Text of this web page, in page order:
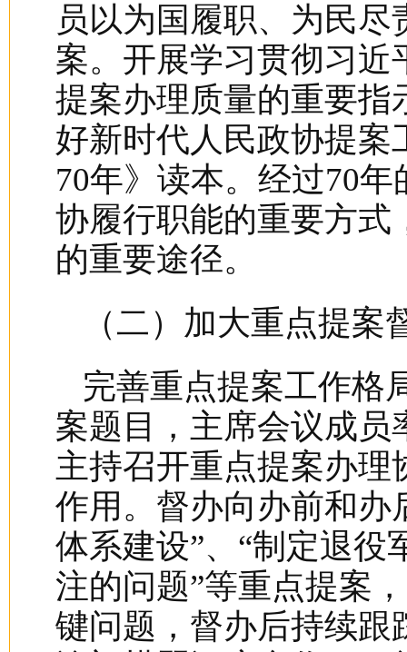
员以为国履职、为民
案。开展学习贯彻习
提案办理质量的重要指
好新时代人民政协提
70年》读本。经过70
协履行职能的重要方式
的重要途径。
（二）加大重点提案
完善重点提案工作格
案题目，主席会议成
主持召开重点提案办
作用。督办向办前和办
体系建设”、“制定退役
注的问题”等重点提案
键问题，督办后持续跟